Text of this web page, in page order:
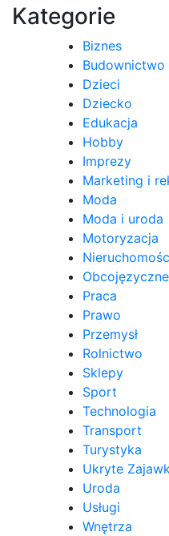
Kategorie
Biznes
Budownictwo
Dzieci
Dziecko
Edukacja
Hobby
Imprezy
Marketing i
Moda
Moda i uroda
Motoryzacja
Obcojęzyczne
Praca
Prawo
Przemysł
Rolnictwo
Sklepy
Sport
Technologia
Transport
Turystyka
Ukryte
Uroda
Usługi
Wnętrza